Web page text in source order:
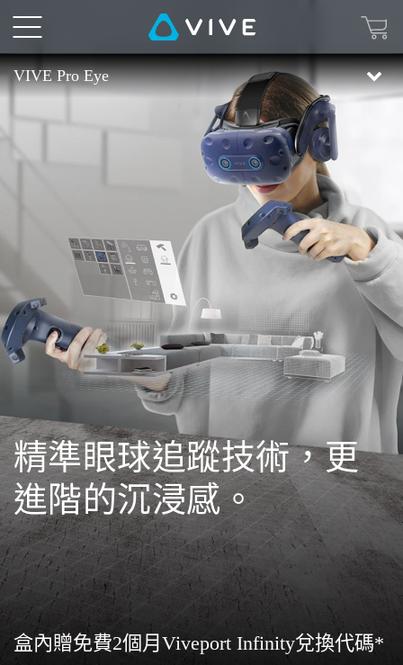
VIVE
Pro
Eye
概
|
VIVE
台
灣
VIVE Pro Eye
精準眼球追蹤技術，更
進階的沉浸感。
盒內贈免費2個月Viveport Infinity兌換代碼*